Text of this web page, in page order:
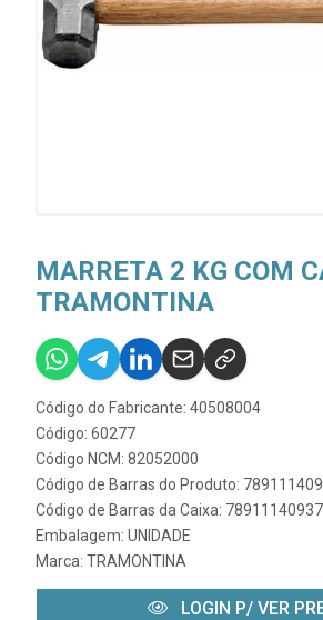
MARRETA 2 KG COM
TRAMONTINA
Código do Fabricante: 40508004
Código: 60277
Código NCM: 82052000
Código de Barras do Produto:
Código de Barras da Caixa:
Embalagem: UNIDADE
Marca: TRAMONTINA
LOGIN P/ VER